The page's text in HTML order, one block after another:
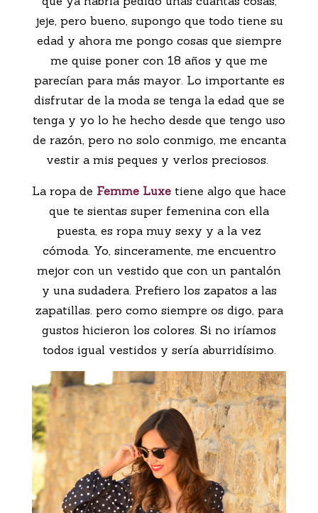
jeje, pero bueno, supongo que todo tiene su
edad y ahora me pongo cosas que siempre
me quise poner con 18 años y que me
parecían para más mayor. Lo importante es
disfrutar de la moda se tenga la edad que se
tenga y yo lo he hecho desde que tengo uso
de razón, pero no solo conmigo, me encanta
vestir a mis peques y verlos preciosos.
La ropa de Femme Luxe tiene algo que hace
que te sientas super femenina con ella
puesta, es ropa muy sexy y a la vez
cómoda. Yo, sinceramente, me encuentro
mejor con un vestido que con un pantalón
y una sudadera. Prefiero los zapatos a las
zapatillas. pero como siempre os digo, para
gustos hicieron los colores. Si no iríamos
todos igual vestidos y sería aburridísimo.